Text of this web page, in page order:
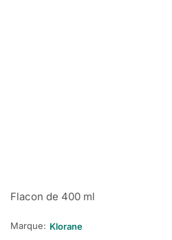
Flacon de 400 ml
Marque: Klorane